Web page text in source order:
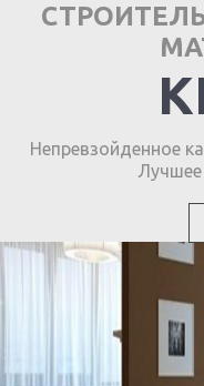
Непревзойденное